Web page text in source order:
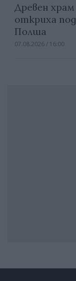
Древен
откриха
Полша
07.08.2026 / 16:00